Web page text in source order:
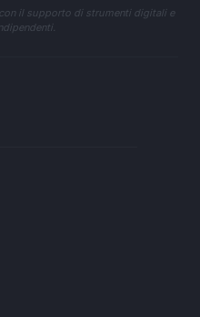
il supporto di strumenti digitali e